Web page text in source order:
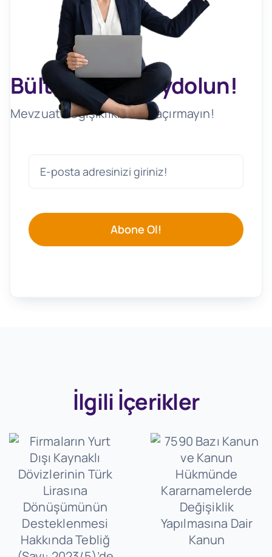
Bültenimize Kaydolun!
Mevzuat Değişikliklerini Kaçırmayın!
Abone Ol!
İlgili İçerikler